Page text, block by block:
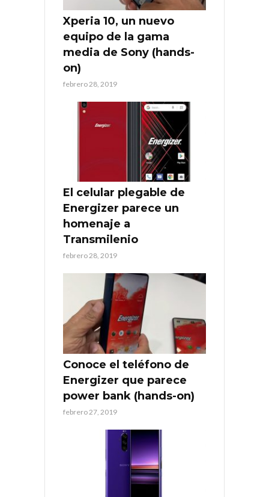
Xperia 10, un nuevo
equipo de la gama
media de Sony (hands-
on)
febrero 28, 2019
El celular plegable de
Energizer parece un
homenaje a
Transmilenio
febrero 28, 2019
Conoce el teléfono de
Energizer que parece
power bank (hands-on)
febrero 27, 2019